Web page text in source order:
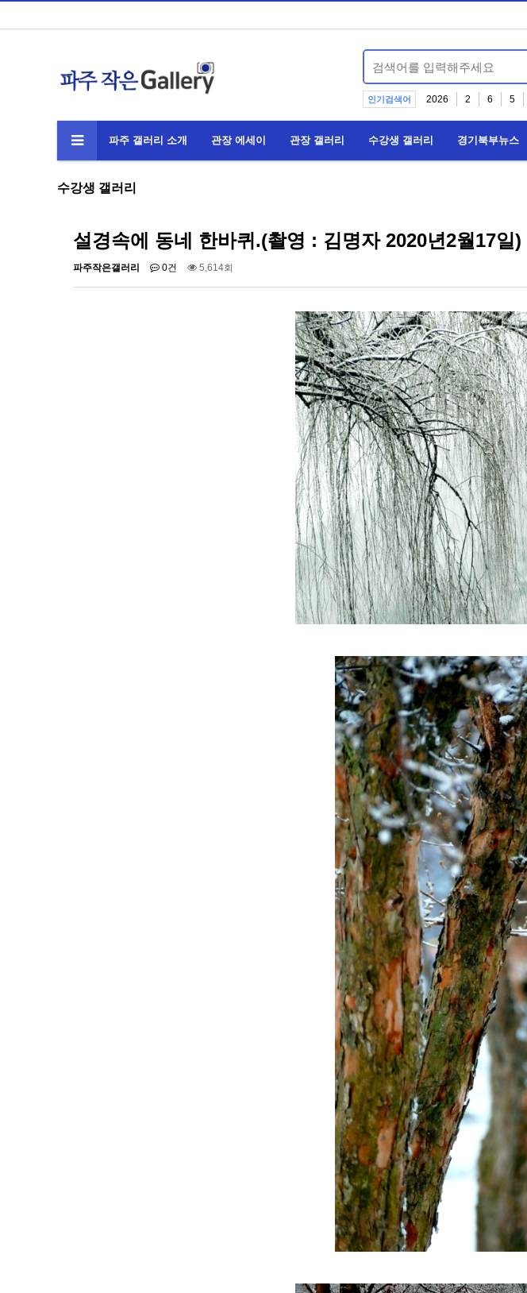
인기검색어 2026 2 6 5
파주 갤러리 소개 관장 에세이 관장 갤러리 수강생 갤러리 경기북부뉴스
수강생 갤러리
설경속에 동네 한바퀴.(촬영 : 김명자 2020년2월17일)
파주작은갤러리 0건 5,614회